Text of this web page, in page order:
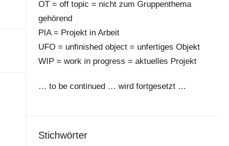
OT = off topic = nicht zum Gruppenthema
gehörend
PIA = Projekt in Arbeit
UFO = unfinished object = unfertiges Objekt
WIP = work in progress = aktuelles Projekt
… to be continued … wird fortgesetzt …
Stichwörter